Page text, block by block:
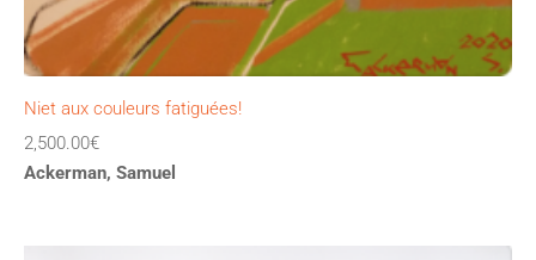
Niet aux couleurs fatiguées!
2,500.00€
Ackerman, Samuel